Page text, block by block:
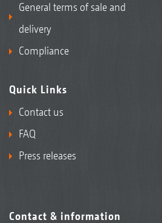
General terms of sale and
delivery
Compliance
Quick Links
Contact us
FAQ
Press releases
Contact & information